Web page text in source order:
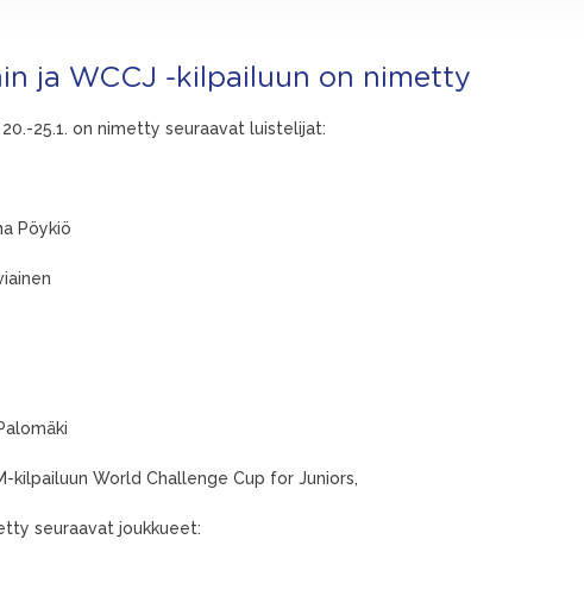
ja WCCJ -kilpailuun on nimetty
25.1. on nimetty seuraavat luistelijat:
Pöykiö
kilpailuun World Challenge Cup for Juniors,
seuraavat joukkueet: